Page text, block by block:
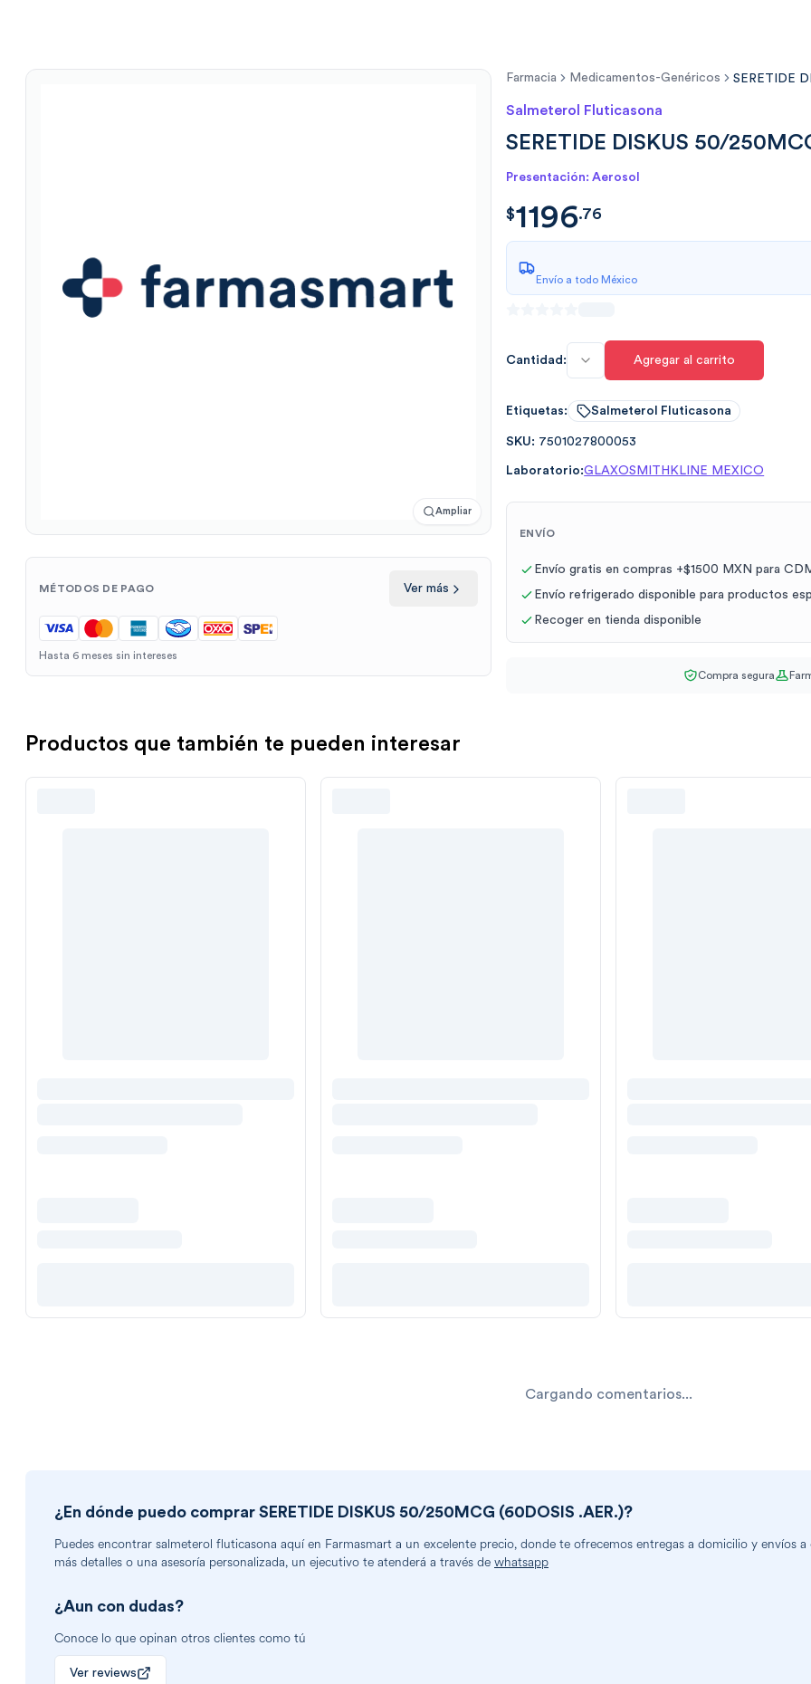
Ampliar
MÉTODOS DE PAGO Ver más
Hasta 6 meses sin intereses
Farmacia Medicamentos-Genéricos SERETIDE
Salmeterol Fluticasona
SERETIDE DISKUS 50/
Presentación: Aerosol
$1196.7604
$1196.76
Envío a todo México
Cantidad: Agregar al carrito
Etiquetas: Salmeterol Fluticasona
SKU: 7501027800053
Laboratorio:GLAXOSMITHKLINE MEXICO
ENVÍO
Envío gratis en compras +$1500 MXN para
Envío refrigerado disponible para productos
Recoger en tienda disponible
Compra segura
Productos que también te pueden interesar
Cargando comentarios...
¿En dónde puedo comprar SERETIDE DISKUS 50/250MCG (60DOSIS .AER.)?
Puedes encontrar salmeterol fluticasona aquí en Farmasmart a un excelente precio, donde te ofrecemos entregas a domicilio y envíos a
más detalles o una asesoría personalizada, un ejecutivo te atenderá a través de whatsapp
¿Aun con dudas?
Conoce lo que opinan otros clientes como tú
Ver reviews